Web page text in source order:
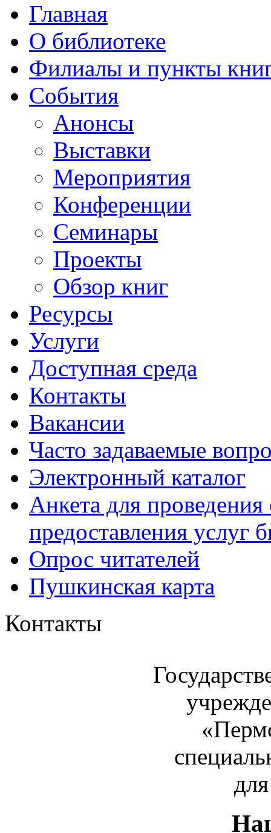
Главная
О библиотеке
Филиалы и пункты
События
Анонсы
Выставки
Мероприятия
Конференции
Семинары
Проекты
Обзор книг
Ресурсы
Услуги
Доступная среда
Контакты
Вакансии
Часто задаваемые
Электронный каталог
Анкета для проведения
предоставления услуг
Опрос читателей
Пушкинская карта
Контакты